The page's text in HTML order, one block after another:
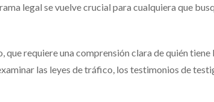
legal se vuelve crucial para cualquiera que
que requiere una comprensión clara de quién tiene
las leyes de tráfico, los testimonios de